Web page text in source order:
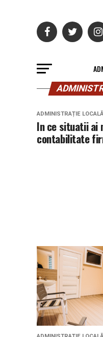
ADMINISTRAȚIE
In ce situatii ai
contabilitate